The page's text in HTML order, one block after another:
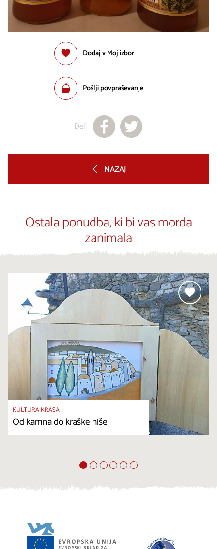
Dodaj v Moj izbor
Pošlji povpraševanje
Deli
NAZAJ
Ostala ponudba, ki bi vas morda
zanimala
KULTURA KRASA
Od kamna do kraške hiše